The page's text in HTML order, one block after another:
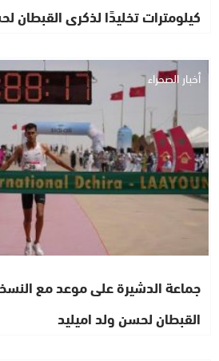
كيلومترات تخليدًا لذكرى القبطان
أخبار الصحراء
جماعة الدشيرة على موعد مع
القبطان لحسن ولد اميليد